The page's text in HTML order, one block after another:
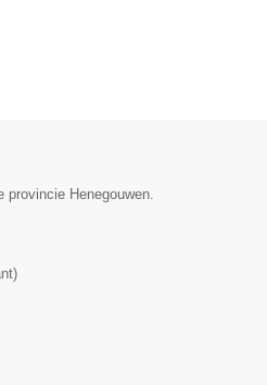
provincie Henegouwen.
)